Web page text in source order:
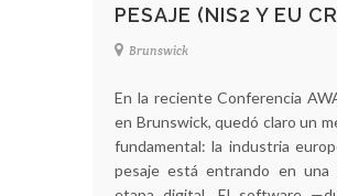
PESAJE (NIS2 Y EU
Brunswick
En la reciente Conferencia
en Brunswick, quedó claro un
fundamental: la industria
pesaje está entrando en una